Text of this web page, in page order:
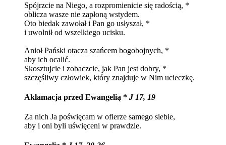
Spójrzcie na Niego, a rozpromienicie się radością, *
oblicza wasze nie zapłoną wstydem.
Oto biedak zawołał i Pan go usłyszał, *
i uwolnił od wszelkiego ucisku.
Anioł Pański otacza szańcem bogobojnych, *
aby ich ocalić.
Skosztujcie i zobaczcie, jak Pan jest dobry, *
szczęśliwy człowiek, który znajduje w Nim ucieczkę.
Aklamacja przed Ewangelią * J 17, 19
Za nich Ja poświęcam w ofierze samego siebie,
aby i oni byli uświęceni w prawdzie.